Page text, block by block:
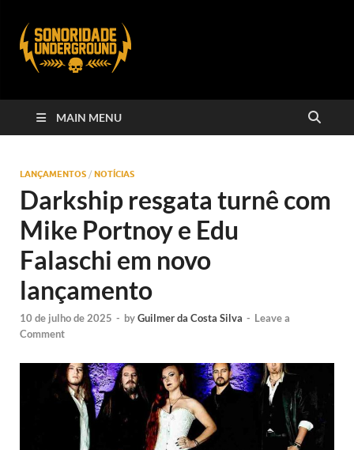
MAIN MENU
LANÇAMENTOS / NOTÍCIAS
Darkship resgata turnê com
Mike Portnoy e Edu
Falaschi em novo
lançamento
10 de julho de 2025 - byGuilmer da Costa Silva - Leave a
Comment